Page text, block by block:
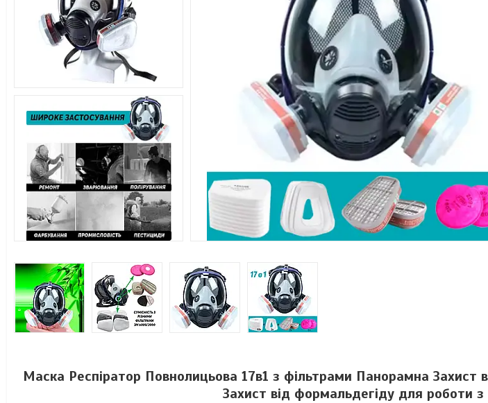
Маска Респіратор Повнолицьова 17в1 з фільтрами Панорамна Захист
Захист від формальдегіду для роботи з